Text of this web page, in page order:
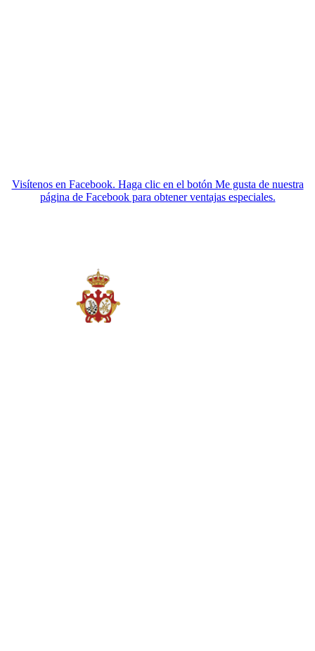
Visítenos en Facebook. Haga clic en el botón Me gusta de nuestra
página de Facebook para obtener ventajas especiales.